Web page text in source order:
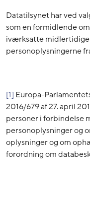
Datatilsynet har ved
som en formidlende
iværksatte
personoplysningerne
[1] Europa-
2016/679 af 27. april
personer i forbindelse
personoplysninger og
oplysninger og om
forordning om